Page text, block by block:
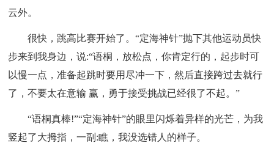
云外。
很快，跳高比赛开始了。“定海神针”抛下其他运动员快
步来到我身边，说:“语桐，放松点，你肯定行的，起步时可
以慢一点，准备起跳时要用尽冲一下，然后直接跨过去就行
了，不要太在意输 赢，勇于接受挑战已经很了不起。”
“语桐真棒!”“定海神针”的眼里闪烁着异样的光芒，为我
竖起了大拇指，一副:瞧，我没选错人的样子。